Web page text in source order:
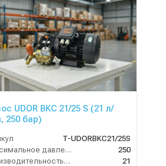
UDOR BKC 21/25 S (21 л/
250 бар)
T-UDORBKC21/25S
Максимальное давление (бар)
250
Производительность (л/мин)
21